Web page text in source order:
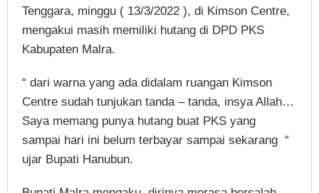
Tenggara, minggu ( 13/3/2022 ), di Kimson Centre,
mengakui masih memiliki hutang di DPD PKS
Kabupaten Malra.
“ dari warna yang ada didalam ruangan Kimson
Centre sudah tunjukan tanda – tanda, insya Allah…
Saya memang punya hutang buat PKS yang
sampai hari ini belum terbayar sampai sekarang “
ujar Bupati Hanubun.